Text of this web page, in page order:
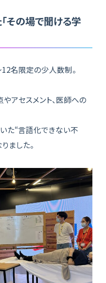
その場で聞ける学
名限定の少人数制。
アセスメント、医師への
た“言語化できない不
ました。